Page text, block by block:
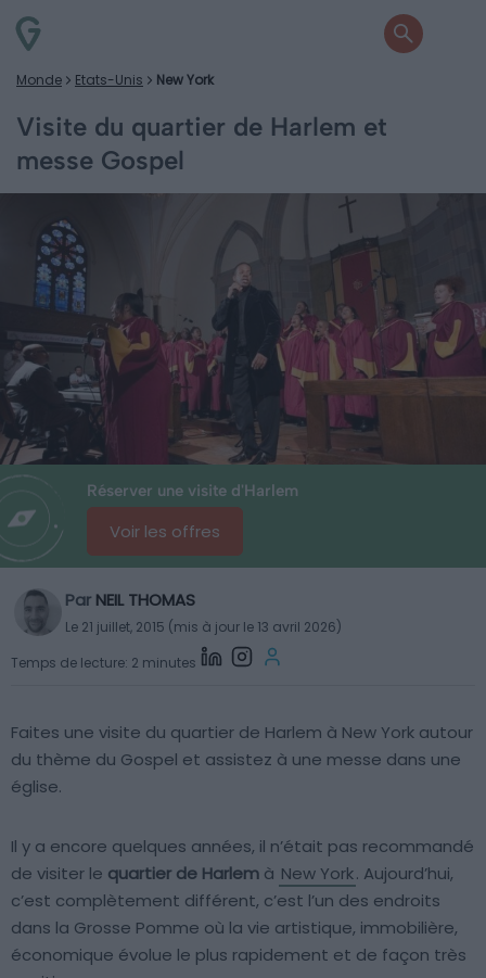
Monde Etats-Unis New York
Visite du quartier de Harlem et
messe Gospel
Réserver une visite d'Harlem
Voir les offres
Par NEIL THOMAS
Le 21 juillet, 2015 (mis à jour le 13 avril 2026)
Temps de lecture: 2 minutes
Faites une visite du quartier de Harlem à New York autour
du thème du Gospel et assistez à une messe dans une
église.
Il y a encore quelques années, il n’était pas recommandé
de visiter le quartier de Harlem à New York. Aujourd’hui,
c’est complètement différent, c’est l’un des endroits
dans la Grosse Pomme où la vie artistique, immobilière,
économique évolue le plus rapidement et de façon très